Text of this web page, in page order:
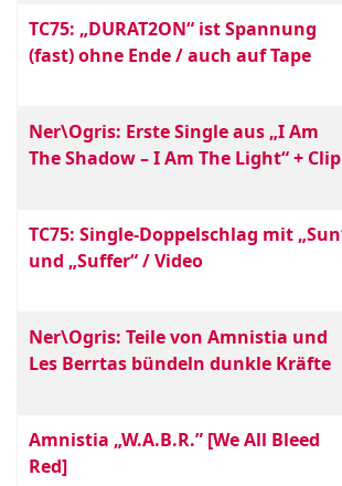
TC75: „DURAT2ON“ ist Spannung
(fast) ohne Ende / auch auf Tape
Ner\Ogris: Erste Single aus „I Am
The Shadow – I Am The Light“ + Clip
TC75: Single-Doppelschlag mit
und „Suffer“ / Video
Ner\Ogris: Teile von Amnistia und
Les Berrtas bündeln dunkle Kräfte
Amnistia „W.A.B.R.” [We All Bleed
Red]